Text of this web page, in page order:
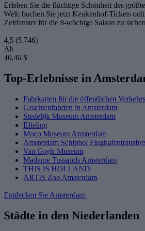
Erleben Sie die flüchtige Schönheit des
Welt; buchen Sie jetzt Keukenhof-Tickets
Zeitfenster für die 8-wöchige Saison zu
4,5 (5.746)
Ab
40,46 $
Top-Erlebnisse in
Fahrkarten für die öffentlichen
Grachtenfahrten in Amsterdam
Stedelijk Museum Amsterdam
Efteling
Moco Museum Amsterdam
Amsterdam Schiphol
Van Gogh Museum
Madame Tussauds Amsterdam
THIS IS HOLLAND
ARTIS Zoo Amsterdam
Entdecken Sie Amsterdam
Städte in den Niederlanden